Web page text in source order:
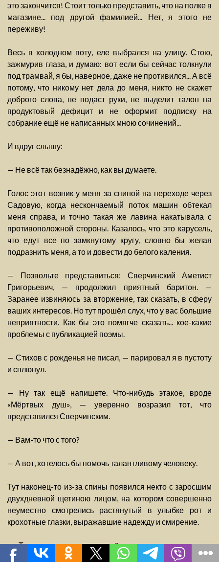
это закончится! Стоит только представить, что на полке в
магазине... под другой фамилией... Нет, я этого не
переживу!
Весь в холодном поту, еле выбрался на улицу. Стою,
зажмурив глаза, и думаю: вот если бы сейчас толкнули
под трамвай, я бы, наверное, даже не противился... А всё
потому, что никому нет дела до меня, никто не скажет
доброго слова, не подаст руки, не выделит талон на
продуктовый дефицит и не оформит подписку на
собрание ещё не написанных мною сочинений...
И вдруг слышу:
— Не всё так безнадёжно, как вы думаете.
Голос этот возник у меня за спиной на переходе через
Садовую, когда нескончаемый поток машин обтекал
меня справа, и точно такая же лавина накатывала с
противоположной стороны. Казалось, что это карусель,
что едут все по замкнутому кругу, словно бы желая
подразнить меня, а то и довести до белого каления.
— Позвольте представиться: Сверчинский Аметист
Григорьевич, — продолжил приятный баритон. —
Заранее извиняюсь за вторжение, так сказать, в сферу
ваших интересов. Но тут прошёл слух, что у вас большие
неприятности. Как бы это помягче сказать... кое-какие
проблемы с публикацией поэмы.
— Стихов с рожденья не писал, — парировал я в пустоту
и сплюнул.
— Ну так ещё напишете. Что-нибудь этакое, вроде
«Мёртвых душ», — уверенно возразил тот, что
представился Сверчинским.
— Вам-то что с того?
— А вот, хотелось бы помочь талантливому человеку.
Тут наконец-то из-за спины появился некто с заросшим
двухдневной щетиною лицом, на котором совершенно
неуместно смотрелись растянутый в улыбке рот и
крохотные глазки, выражавшие надежду и смирение.
— Так вы издатель, что ли? — я покосился на его
потрёпанный портфель, стоптанные туфли и видавший